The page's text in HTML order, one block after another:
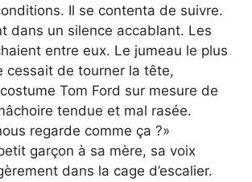
Il se contenta de suivre.
dans un silence accablant. Les
entre eux. Le jumeau le plus
cessait de tourner la tête,
Tom Ford sur mesure de
tendue et mal rasée.
regarde comme ça ?»
garçon à sa mère, sa voix
dans la cage d’escalier.